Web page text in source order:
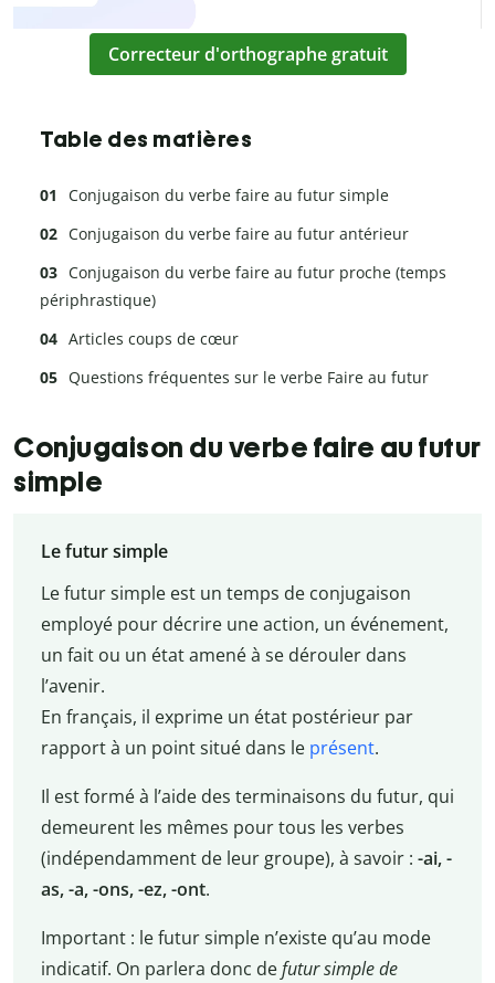
Correcteur d'orthographe gratuit
Table des matières
Conjugaison du verbe faire au futur simple
Conjugaison du verbe faire au futur antérieur
Conjugaison du verbe faire au futur proche (temps
périphrastique)
Articles coups de cœur
Questions fréquentes sur le verbe Faire au futur
Conjugaison du verbe faire au futur
simple
Le futur simple
Le futur simple est un temps de conjugaison
employé pour décrire une action, un événement,
un fait ou un état amené à se dérouler dans
l’avenir.
En français, il exprime un état postérieur par
rapport à un point situé dans le présent.
Il est formé à l’aide des terminaisons du futur, qui
demeurent les mêmes pour tous les verbes
(indépendamment de leur groupe), à savoir : -ai, -
as, -a, -ons, -ez, -ont.
Important : le futur simple n’existe qu’au mode
indicatif. On parlera donc defutur simple de